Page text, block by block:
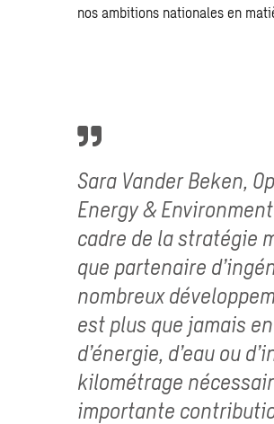
nos ambitions nationales en
Sara Vander Beken,
Energy &
cadre de la stratégie
que partenaire
nombreux
est plus que jamais
d’énergie, d’eau ou
kilométrage
importante